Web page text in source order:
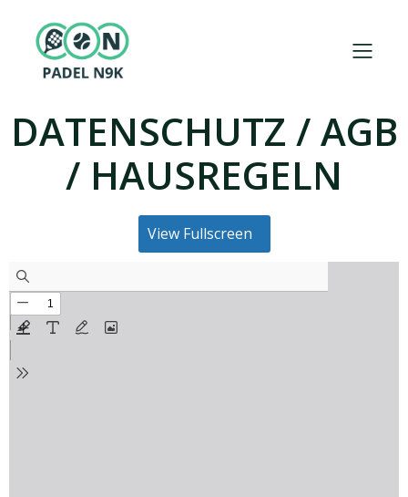
DATENSCHUTZ / AGB
/ HAUSREGELN
View Fullscreen